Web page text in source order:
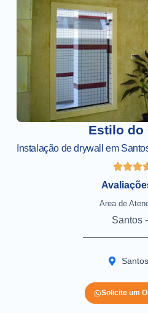
Estilo do
Instalação de drywall em
Area de
Santos
Solicite um